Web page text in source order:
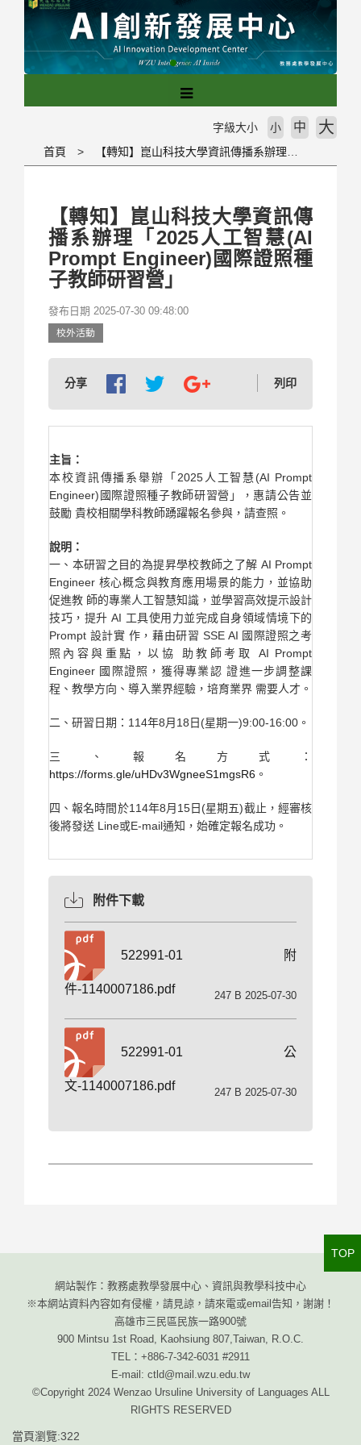
首頁
字級大小 小 中 大
【轉知】崑山科技大學資訊傳
播系辦理「2025人工智慧(AI
Prompt Engineer)國際證照種
子教師研習營」
發布日期 2025-07-30 09:48:00
校外活動
分享 列印
主旨：
本校資訊傳播系舉辦「2025人工智慧(AI Prompt
Engineer)國際證照種子教師研習營」，惠請公告並
鼓勵 貴校相關學科教師踴躍報名參與，請查照。
說明：
一、本研習之目的為提昇學校教師之了解 AI Prompt
Engineer 核心概念與教育應用場景的能力，並協助
促進教 師的專業人工智慧知識，並學習高效提示設計
技巧，提升 AI 工具使用力並完成自身領域情境下的
Prompt 設計實 作，藉由研習 SSE AI 國際證照之考
照內容與重點，以協 助教師考取 AI Prompt
Engineer 國際證照，獲得專業認 證進一步調整課
程、教學方向、導入業界經驗，培育業界 需要人才。
二、研習日期：114年8月18日(星期一)9:00-16:00。
三、報名方式：
https://forms.gle/uHDv3WgneeS1mgsR6 。
四、報名時間於114年8月15日(星期五)截止，經審核
後將發送 Line或E-mail通知，始確定報名成功。
附件下載
522991-01附
件-1140007186.pdf 247 B 2025-07-30
522991-01公
文-1140007186.pdf 247 B 2025-07-30
網站製作：教務處教學發展中心、資訊與教學科技中心
※本網站資料內容如有侵權，請見諒，請來電或email告知，謝謝！
高雄市三民區民族一路900號
900 Mintsu 1st Road, Kaohsiung 807,Taiwan, R.O.C.
TEL：+886-7-342-6031 #2911
E-mail: ctld@mail.wzu.edu.tw
©Copyright 2024 Wenzao Ursuline University of Languages ALL
RIGHTS RESERVED
當頁瀏覽:322
TOP